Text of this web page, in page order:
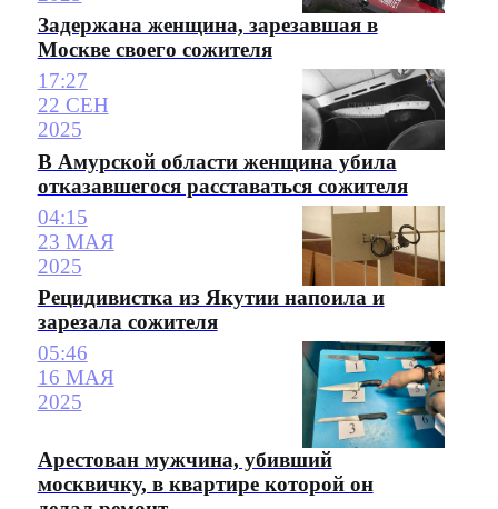
Задержана женщина, зарезавшая в
Москве своего сожителя
17:27
22 СЕН
2025
В Амурской области женщина убила
отказавшегося расставаться сожителя
04:15
23 МАЯ
2025
Рецидивистка из Якутии напоила и
зарезала сожителя
05:46
16 МАЯ
2025
Арестован мужчина, убивший
москвичку, в квартире которой он